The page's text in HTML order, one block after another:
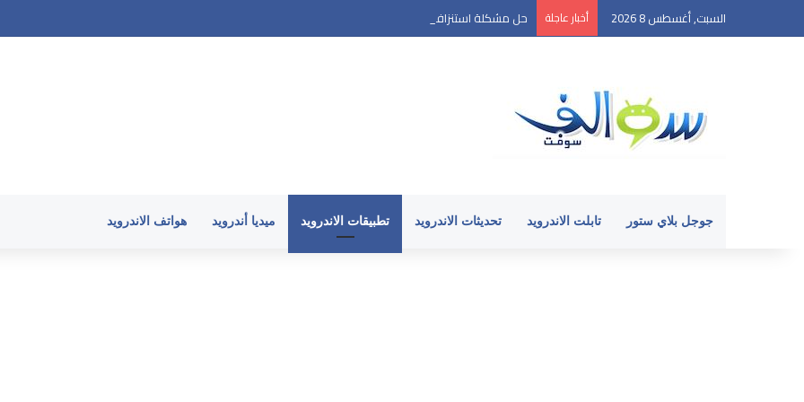
السبت, أغسطس 8 2026 أخبار عاجلة حل مشكلة استنزاف بطارية الأندرويد وارتفاع حرارة الهاتف في 2026
جوجل بلاي ستور تابلت الاندرويد تحديثات الاندرويد تطبيقات الاندرويد ميديا أندرويد هواتف الاندرويد